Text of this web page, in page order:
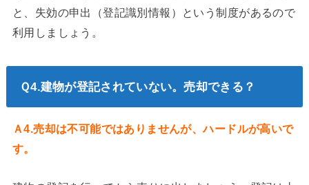
と、失効の申出（登記識別情報）という制度があるので
利用しましょう。
Ｑ4.建物が登記されていない。売却できる？
Ａ4.売却は不可能ではありませんが、ハードルが高いで
す。